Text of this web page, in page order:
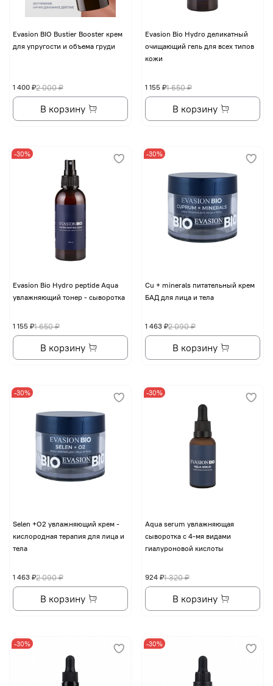
Evasion BIO Bustier Booster крем
для упругости и объема груди
2 000 ₽
1 400 ₽
В корзину
Evasion Bio Hydro деликатный
очищающий гель для всех типов
кожи
1 650 ₽
1 155 ₽
В корзину
-30%
Evasion Bio Hydro peptide Aqua
увлажняющий тонер - сыворотка
1 650 ₽
1 155 ₽
В корзину
-30%
Cu + minerals питательный крем
БАД для лица и тела
2 090 ₽
1 463 ₽
В корзину
-30%
Selen +O2 увлажняющий крем -
кислородная терапия для лица и
тела
2 090 ₽
1 463 ₽
В корзину
-30%
Aqua serum увлажняющая
сыворотка с 4-мя видами
гиалуроновой кислоты
1 320 ₽
924 ₽
В корзину
-30% -30%